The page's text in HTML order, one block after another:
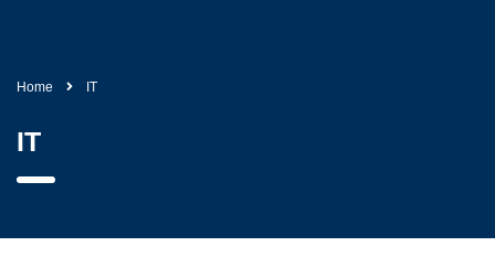
Home IT
IT